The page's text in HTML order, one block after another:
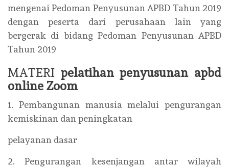
mengenai Pedoman Penyusunan APBD Tahun 2019
dengan peserta dari perusahaan lain yang
bergerak di bidang Pedoman Penyusunan APBD
Tahun 2019
MATERI pelatihan penyusunan apbd
online Zoom
1. Pembangunan manusia melalui pengurangan
kemiskinan dan peningkatan
pelayanan dasar
2. Pengurangan kesenjangan antar wilayah